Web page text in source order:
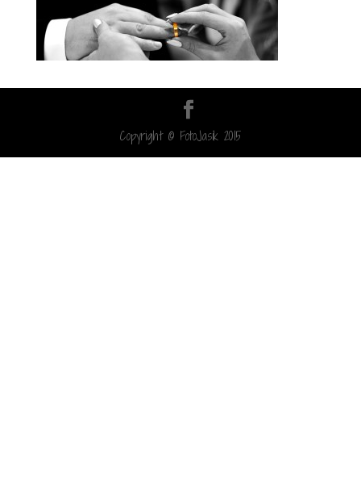
Copyright © FotoJasik 2015